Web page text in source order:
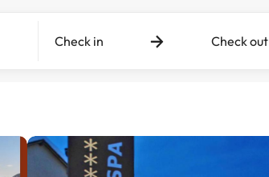
Check in Check out